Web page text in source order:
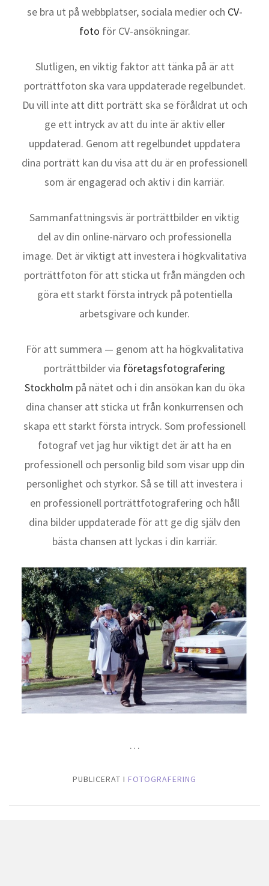
se bra ut på webbplatser, sociala medier och CV-
foto för CV-ansökningar.
Slutligen, en viktig faktor att tänka på är att
porträttfoton ska vara uppdaterade regelbundet.
Du vill inte att ditt porträtt ska se föråldrat ut och
ge ett intryck av att du inte är aktiv eller
uppdaterad. Genom att regelbundet uppdatera
dina porträtt kan du visa att du är en professionell
som är engagerad och aktiv i din karriär.
Sammanfattningsvis är porträttbilder en viktig
del av din online-närvaro och professionella
image. Det är viktigt att investera i högkvalitativa
porträttfoton för att sticka ut från mängden och
göra ett starkt första intryck på potentiella
arbetsgivare och kunder.
För att summera — genom att ha högkvalitativa
porträttbilder via företagsfotografering
Stockholm på nätet och i din ansökan kan du öka
dina chanser att sticka ut från konkurrensen och
skapa ett starkt första intryck. Som professionell
fotograf vet jag hur viktigt det är att ha en
professionell och personlig bild som visar upp din
personlighet och styrkor. Så se till att investera i
en professionell porträttfotografering och håll
dina bilder uppdaterade för att ge dig själv den
bästa chansen att lyckas i din karriär.
…
PUBLICERAT I FOTOGRAFERING